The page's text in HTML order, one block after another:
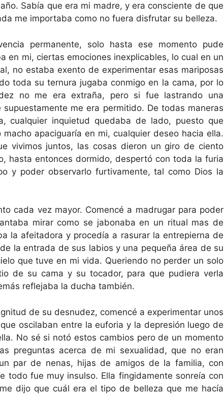
Sabía que era mi madre, y era consciente de que
me importaba como no fuera disfrutar su belleza.
permanente, solo hasta ese momento pude
en mi, ciertas emociones inexplicables, lo cual en un
no estaba exento de experimentar esas mariposas
toda su ternura jugaba conmigo en la cama, por lo
no me era extraña, pero si fue lastrando una
me era permitido. De todas maneras
cualquier inquietud quedaba de lado, puesto que
apaciguaría en mi, cualquier deseo hacia ella.
vivimos juntos, las cosas dieron un giro de ciento
hasta entonces dormido, despertó con toda la furia
y poder observarlo furtivamente, tal como Dios la
cada vez mayor. Comencé a madrugar para poder
mirar como se jabonaba en un ritual mas de
la afeitadora y procedía a rasurar la entrepierna de
la entrada de sus labios y una pequeña área de su
que tuve en mi vida. Queriendo no perder un solo
de su cama y su tocador, para que pudiera verla
reflejaba la ducha también.
de su desnudez, comencé a experimentar unos
oscilaban entre la euforia y la depresión luego de
No sé si notó estos cambios pero de un momento
preguntas acerca de mi sexualidad, que no eran
par de nenas, hijas de amigos de la familia, con
todo fue muy insulso. Ella fingidamente sonreía con
dijo que cuál era el tipo de belleza que me hacía